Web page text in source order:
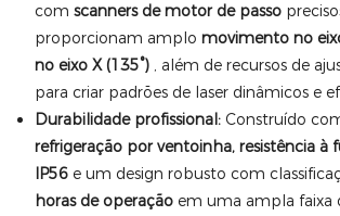
com scanners de motor de passo
proporcionam amplo movimento no
no eixo X (135°), além de recursos de
para criar padrões de laser dinâmicos e
Durabilidade profissional:Construído
refrigeração por ventoinha, resistência à
IP56e um design robusto com
horas de operaçãoem uma ampla faixa